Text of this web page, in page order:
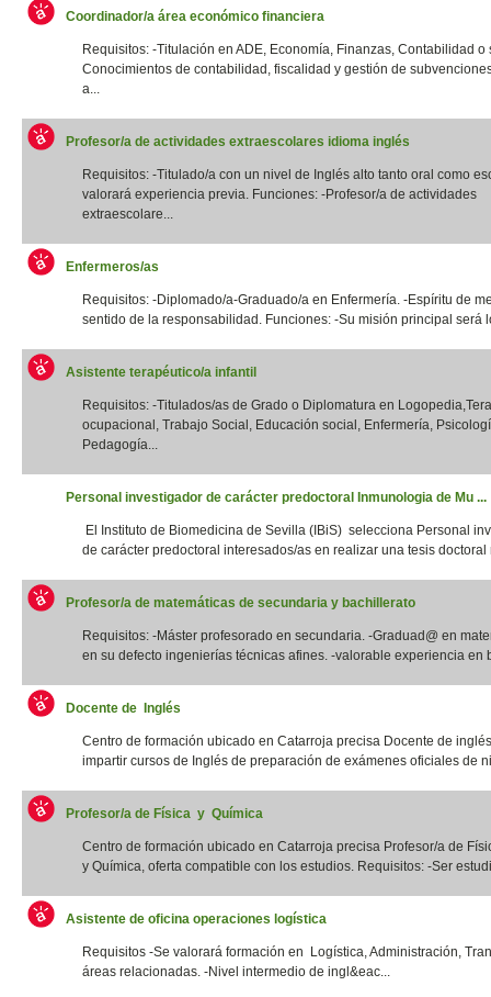
Coordinador/a área económico financiera
Requisitos: -Titulación en ADE, Economía, Finanzas, Contabilidad o
Conocimientos de contabilidad, fiscalidad y gestión de
a...
Profesor/a de actividades extraescolares idioma inglés
Requisitos: -Titulado/a con un nivel de Inglés alto tanto oral como
valorará experiencia previa. Funciones: -Profesor/a de actividades
extraescolare...
Enfermeros/as
Requisitos: -Diplomado/a-Graduado/a en Enfermería. -Espíritu de
sentido de la responsabilidad. Funciones: -Su misión principal será
Asistente terapéutico/a infantil
Requisitos: -Titulados/as de Grado o Diplomatura en
ocupacional, Trabajo Social, Educación social, Enfermería,
Pedagogía...
Personal investigador de carácter predoctoral Inmunologia de Mu ...
El Instituto de Biomedicina de Sevilla (IBiS) selecciona Personal
de carácter predoctoral interesados/as en realizar una tesis doctoral
Profesor/a de matemáticas de secundaria y bachillerato
Requisitos: -Máster profesorado en secundaria. -Graduad@ en
en su defecto ingenierías técnicas afines. -valorable experiencia en
Docente de Inglés
Centro de formación ubicado en Catarroja precisa Docente de
impartir cursos de Inglés de preparación de exámenes oficiales de
Profesor/a de Física y Química
Centro de formación ubicado en Catarroja precisa Profesor/a de
y Química, oferta compatible con los estudios. Requisitos: -Ser
Asistente de oficina operaciones logística
Requisitos -Se valorará formación en Logística, Administración,
áreas relacionadas. -Nivel intermedio de ingl&eac...